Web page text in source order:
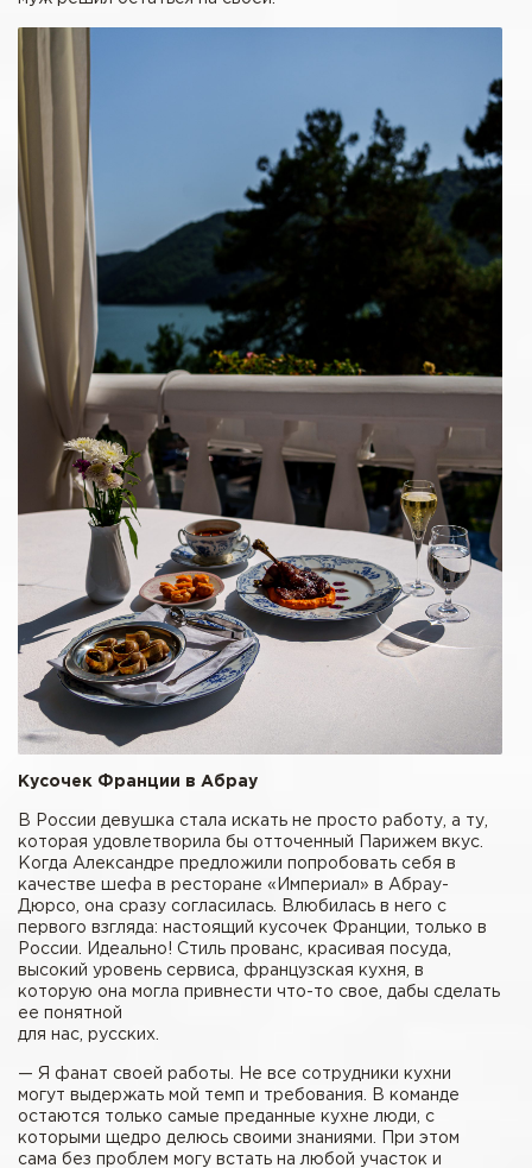
Кусочек Франции в Абрау
В России девушка стала искать не просто работу, а ту,
которая удовлетворила бы отточенный Парижем вкус.
Когда Александре предложили попробовать себя в
качестве шефа в ресторане «Империал» в Абрау-
Дюрсо, она сразу согласилась. Влюбилась в него с
первого взгляда: настоящий кусочек Франции, только в
России. Идеально! Стиль прованс, красивая посуда,
высокий уровень сервиса, французская кухня, в
которую она могла привнести что-то свое, дабы сделать
ее понятной
для нас, русских.
— Я фанат своей работы. Не все сотрудники кухни
могут выдержать мой темп и требования. В команде
остаются только самые преданные кухне люди, с
которыми щедро делюсь своими знаниями. При этом
сама без проблем могу встать на любой участок и